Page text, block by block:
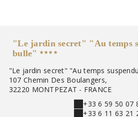
"Le jardin secret" "Au temps
bulle"
"Le jardin secret" "Au temps
107 Chemin Des Boulangers,
32220 MONTPEZAT - FRANCE
+33 6 59 50 07
+33 6 11 63 21